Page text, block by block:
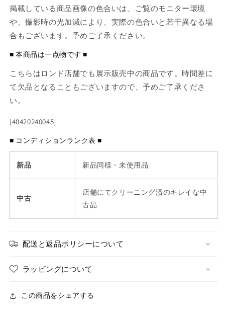
掲載している商品画像の色合いは、ご覧のモニター環境
や、撮影時の光加減により、実際の色合いと若干異なる場
合もございます。予めご了承ください。
■ 本商品は一点物です ■
こちらはロンド店舗でも展示販売中の商品です。時間差に
て欠品となることもございますので、予めご了承くださ
い。
[40420240045]
■ コンディションランク表 ■
新品 新品同様・未使用品
中古
店舗にてクリーニング済のキレイな中
古品
配送と返品ポリシーについて
ラッピングについて
この商品をシェアする